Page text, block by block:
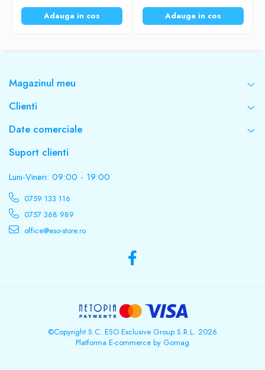
Adauga in cos Adauga in cos
Magazinul meu
Clienti
Date comerciale
Suport clienti
Luni-Vineri: 09:00 - 19:00
0759 133 116
0757 368 989
office@eso-store.ro
©Copyright S.C. ESO Exclusive Group S.R.L. 2026
Platforma E-commerce by Gomag